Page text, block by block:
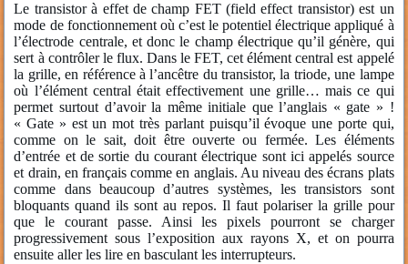
Le transistor à effet de champ FET (field effect transistor) est un
mode de fonctionnement où c’est le potentiel électrique appliqué à
l’électrode centrale, et donc le champ électrique qu’il génère, qui
sert à contrôler le flux. Dans le FET, cet élément central est appelé
la grille, en référence à l’ancêtre du transistor, la triode, une lampe
où l’élément central était effectivement une grille… mais ce qui
permet surtout d’avoir la même initiale que l’anglais « gate » !
« Gate » est un mot très parlant puisqu’il évoque une porte qui,
comme on le sait, doit être ouverte ou fermée. Les éléments
d’entrée et de sortie du courant électrique sont ici appelés source
et drain, en français comme en anglais. Au niveau des écrans plats
comme dans beaucoup d’autres systèmes, les transistors sont
bloquants quand ils sont au repos. Il faut polariser la grille pour
que le courant passe. Ainsi les pixels pourront se charger
progressivement sous l’exposition aux rayons X, et on pourra
ensuite aller les lire en basculant les interrupteurs.